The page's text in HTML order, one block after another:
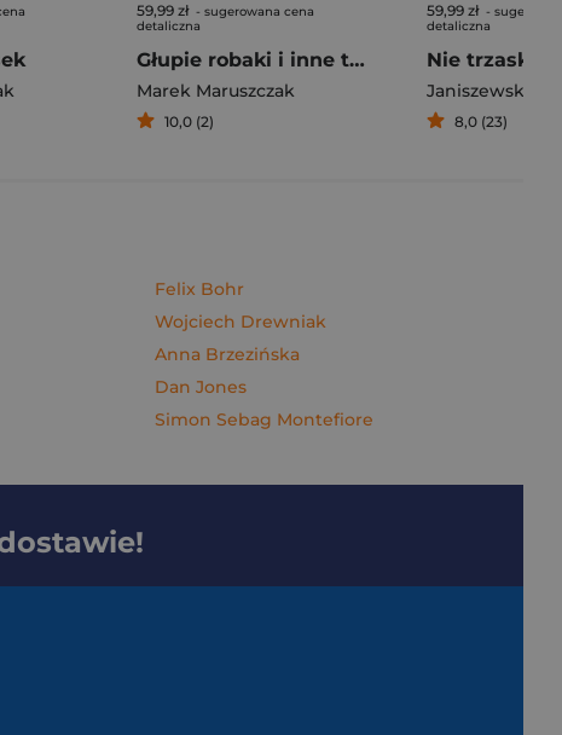
59,99 zł - sugerowana cena
detaliczna
Głupie robaki i inne takie Polski
Marek Maruszczak
10,0 (2)
59,99 zł -
detaliczna
Janiszewska
8,0 (23)
Felix Bohr
Wojciech Drewniak
Anna Brzezińska
Dan Jones
Simon Sebag Montefiore